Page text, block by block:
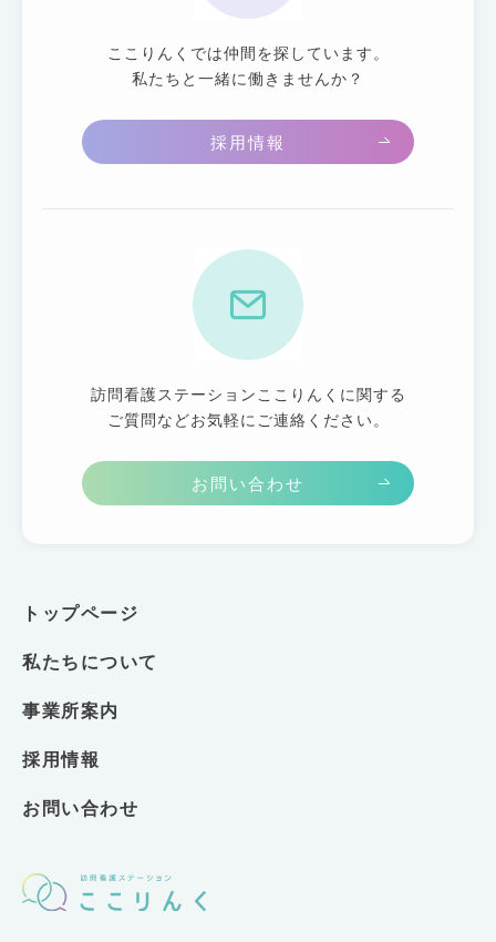
ここりんくでは仲間を探しています。
私たちと一緒に働きませんか？
採用情報
訪問看護ステーションここりんくに関する
ご質問などお気軽にご連絡ください。
お問い合わせ
トップページ
私たちについて
事業所案内
採用情報
お問い合わせ